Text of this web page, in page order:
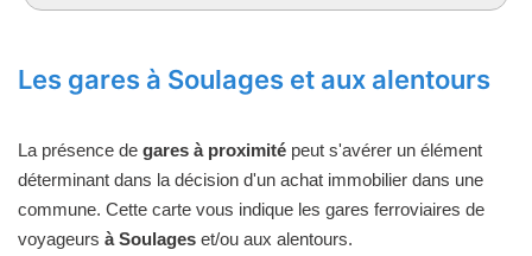
Les gares à Soulages et aux alentours
La présence de gares à proximité peut s'avérer un élément
déterminant dans la décision d'un achat immobilier dans une
commune. Cette carte vous indique les gares ferroviaires de
voyageurs à Soulages et/ou aux alentours.